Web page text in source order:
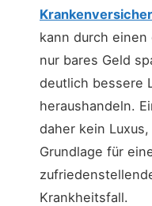
kann durch
nur bares Geld
deutlich bessere
heraushandeln.
daher kein
Grundlage für
Krankheitsfall.